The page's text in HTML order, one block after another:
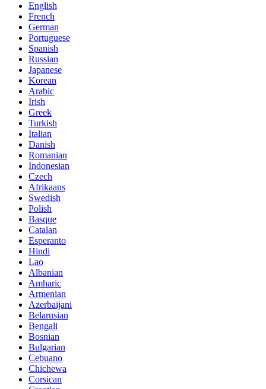
English
French
German
Portuguese
Spanish
Russian
Japanese
Korean
Arabic
Irish
Greek
Turkish
Italian
Danish
Romanian
Indonesian
Czech
Afrikaans
Swedish
Polish
Basque
Catalan
Esperanto
Hindi
Lao
Albanian
Amharic
Armenian
Azerbaijani
Belarusian
Bengali
Bosnian
Bulgarian
Cebuano
Chichewa
Corsican